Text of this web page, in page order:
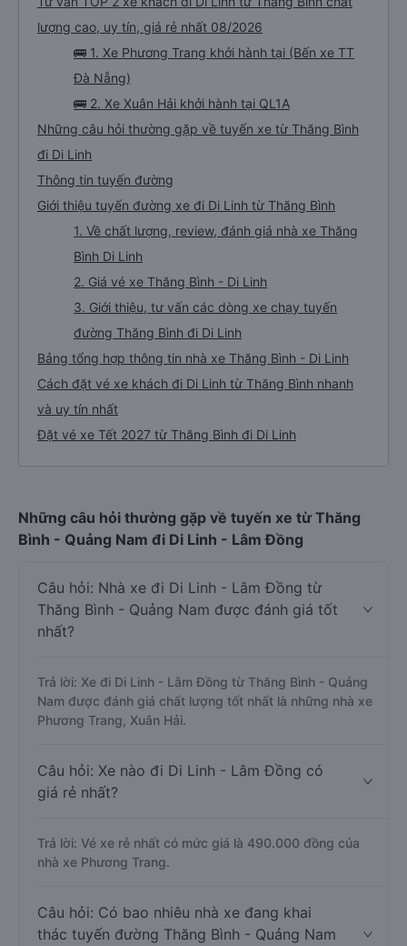
lượng cao, uy tín, giá rẻ nhất 08/2026
🚌 1. Xe Phương Trang khởi hành tại (Bến xe TT
Đà Nẵng)
🚌 2. Xe Xuân Hải khởi hành tại QL1A
Những câu hỏi thường gặp về tuyến xe từ Thăng Bình
đi Di Linh
Thông tin tuyến đường
Giới thiệu tuyến đường xe đi Di Linh từ Thăng Bình
1. Về chất lượng, review, đánh giá nhà xe Thăng
Bình Di Linh
2. Giá vé xe Thăng Bình - Di Linh
3. Giới thiệu, tư vấn các dòng xe chạy tuyến
đường Thăng Bình đi Di Linh
Bảng tổng hợp thông tin nhà xe Thăng Bình - Di Linh
Cách đặt vé xe khách đi Di Linh từ Thăng Bình nhanh
và uy tín nhất
Đặt vé xe Tết 2027 từ Thăng Bình đi Di Linh
Những câu hỏi thường gặp về tuyến xe từ Thăng
Bình - Quảng Nam đi Di Linh - Lâm Đồng
Câu hỏi: Nhà xe đi Di Linh - Lâm Đồng từ
Thăng Bình - Quảng Nam được đánh giá tốt
nhất?
Trả lời: Xe đi Di Linh - Lâm Đồng từ Thăng Bình - Quảng
Nam được đánh giá chất lượng tốt nhất là những nhà xe
Phương Trang, Xuân Hải.
Câu hỏi: Xe nào đi Di Linh - Lâm Đồng có
giá rẻ nhất?
Trả lời: Vé xe rẻ nhất có mức giá là 490.000 đồng của
nhà xe Phương Trang.
Câu hỏi: Có bao nhiêu nhà xe đang khai
thác tuyến đường Thăng Bình - Quảng Nam